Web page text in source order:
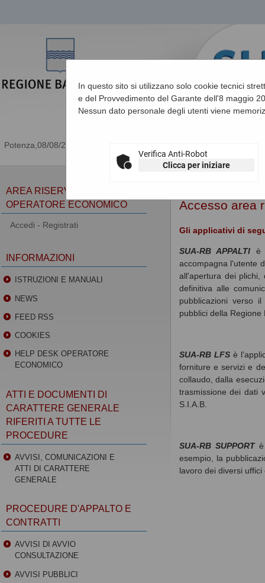
08/08/2026 05:36
Sei qui: Home»
In questo sito si utilizzano solo cookie tecnici
e del Provvedimento del Garante dell'8 maggio
Nessun dato personale degli utenti viene
Verifica Anti-Robot
Clicca per iniziare
Accesso area
Gli applicativi di
SUA-RB APPALTI è
accompagna l'utente
all'apertura dei plichi,
definitiva alle
pubblicazioni verso
pubblici della Regione
SUA-RB LFSè
forniture e servizi e
collaudo, dalla
trasmissione dei dati
S.I.A.B.
SUA-RB SUPPORTè
esempio, la
lavoro dei diversi
AREA RISERVATA
OPERATORE ECONOMICO
Accedi - Registrati
INFORMAZIONI
ISTRUZIONI E MANUALI
NEWS
FEED RSS
COOKIES
HELP DESK OPERATORE
ECONOMICO
ATTI E DOCUMENTI DI
CARATTERE GENERALE
RIFERITI A TUTTE LE
PROCEDURE
AVVISI, COMUNICAZIONI E
ATTI DI CARATTERE
GENERALE
PROCEDURE D'APPALTO E
CONTRATTI
AVVISI DI AVVIO
CONSULTAZIONE
AVVISI PUBBLICI